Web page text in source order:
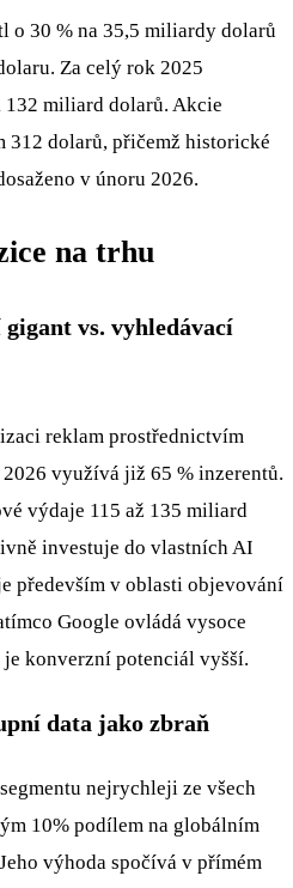
o 30 % na 35,5 miliardy dolarů
Za celý rok 2025
miliard dolarů. Akcie
312 dolarů, přičemž historické
v únoru 2026.
na trhu
vs. vyhledávací
reklam prostřednictvím
využívá již 65 % inzerentů.
výdaje 115 až 135 miliard
investuje do vlastních AI
především v oblasti objevování
Google ovládá vysoce
konverzní potenciál vyšší.
data jako zbraň
nejrychleji ze všech
10% podílem na globálním
výhoda spočívá v přímém